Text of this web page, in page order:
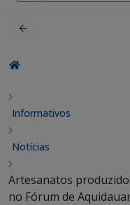
por:
Informativos
Notícias
Artesanatos
no Fórum de